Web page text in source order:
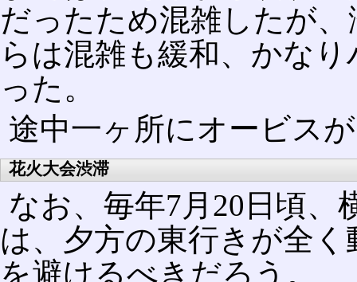
だったため混雑したが、
らは混雑も緩和、かな
った。
途中一ヶ所にオービス
花火大会渋滞
なお、毎年7月20日頃、
は、夕方の東行きが全
を避けるべきだろう。